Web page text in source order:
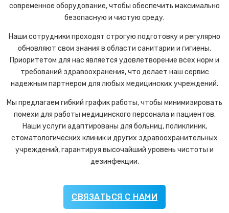
современное оборудование, чтобы обеспечить максимально
безопасную и чистую среду.
Наши сотрудники проходят строгую подготовку и регулярно
обновляют свои знания в области санитарии и гигиены.
Приоритетом для нас является удовлетворение всех норм и
требований здравоохранения, что делает наш сервис
надежным партнером для любых медицинских учреждений.
Мы предлагаем гибкий график работы, чтобы минимизировать
помехи для работы медицинского персонала и пациентов.
Наши услуги адаптированы для больниц, поликлиник,
стоматологических клиник и других здравоохранительных
учреждений, гарантируя высочайший уровень чистоты и
дезинфекции.
СВЯЗАТЬСЯ С НАМИ